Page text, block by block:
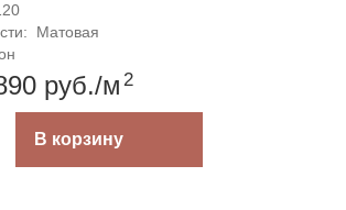
Матовая
руб./м 2
В корзину